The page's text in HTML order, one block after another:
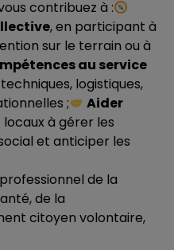
contribuez à :
, en participant à
sur le terrain ou à
au service
logistiques,
;
Aider
à gérer les
et anticiper les
de la
de la
citoyen volontaire,